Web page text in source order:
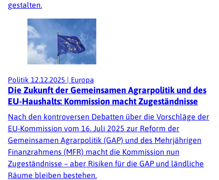
gestalten.
Politik 12.12.2025 | Europa
Die Zukunft der Gemeinsamen Agrarpolitik und des
EU-Haushalts: Kommission macht Zugeständnisse
Nach den kontroversen Debatten über die Vorschläge der
EU-Kommission vom 16. Juli 2025 zur Reform der
Gemeinsamen Agrarpolitik (GAP) und des Mehrjährigen
Finanzrahmens (MFR) macht die Kommission nun
Zugeständnisse – aber Risiken für die GAP und ländliche
Räume bleiben bestehen.